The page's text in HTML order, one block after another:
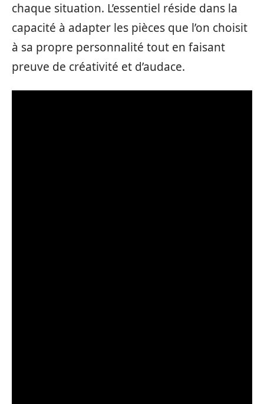
chaque situation. L’essentiel réside dans la
capacité à adapter les pièces que l’on choisit
à sa propre personnalité tout en faisant
preuve de créativité et d’audace.